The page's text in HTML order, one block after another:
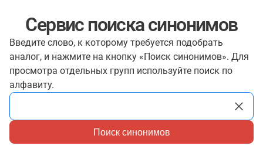
Сервис поиска синонимов
Введите слово, к которому требуется подобрать
аналог, и нажмите на кнопку «Поиск синонимов». Для
просмотра отдельных групп используйте поиск по
алфавиту.
Поиск синонимов